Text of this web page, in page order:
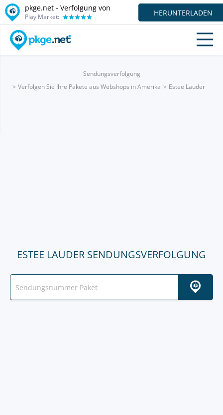
pkge.net - Verfolgung von
Play Market: HERUNTERLADEN
Sendungsverfolgung
Verfolgen Sie Ihre Pakete aus Webshops in Amerika
Estee Lauder
ESTEE LAUDER SENDUNGSVERFOLGUNG